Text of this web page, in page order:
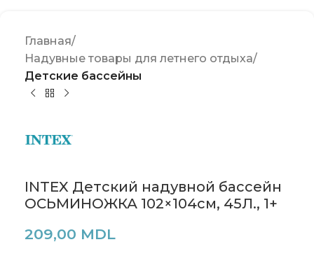
Главная
Надувные товары для летнего отдыха
Детские бассейны
INTEX Детский надувной бассейн
ОСЬМИНОЖКА 102×104см, 45Л., 1+
209,00 MDL